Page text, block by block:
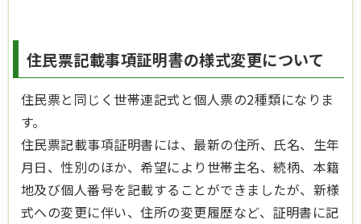
住民票記載事項証明書の様式変更について
住民票と同じく世帯連記式と個人票の2種類になりま
す。
住民票記載事項証明書には、最新の住所、氏名、生年
月日、性別のほか、希望により世帯主名、続柄、本籍
地及び個人番号を記載することができましたが、新様
式への変更に伴い、住所の変更履歴など、証明書に記